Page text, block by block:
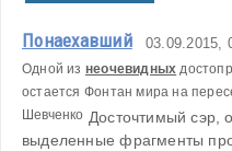
Понаехавший 03.09.2015,
Одной из неочевидных
остается Фонтан мира на
Шевченко Досточтимый сэр,
выделенные фрагменты